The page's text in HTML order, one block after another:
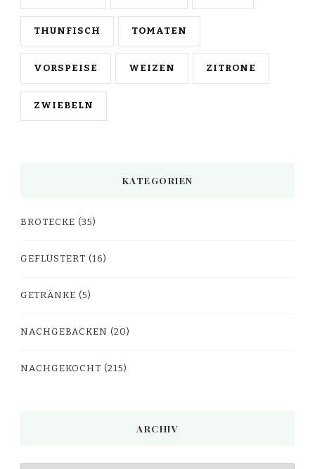
THUNFISCH TOMATEN
VORSPEISE WEIZEN ZITRONE
ZWIEBELN
KATEGORIEN
BROTECKE (35)
GEFLÜSTERT (16)
GETRÄNKE (5)
NACHGEBACKEN (20)
NACHGEKOCHT (215)
ARCHIV